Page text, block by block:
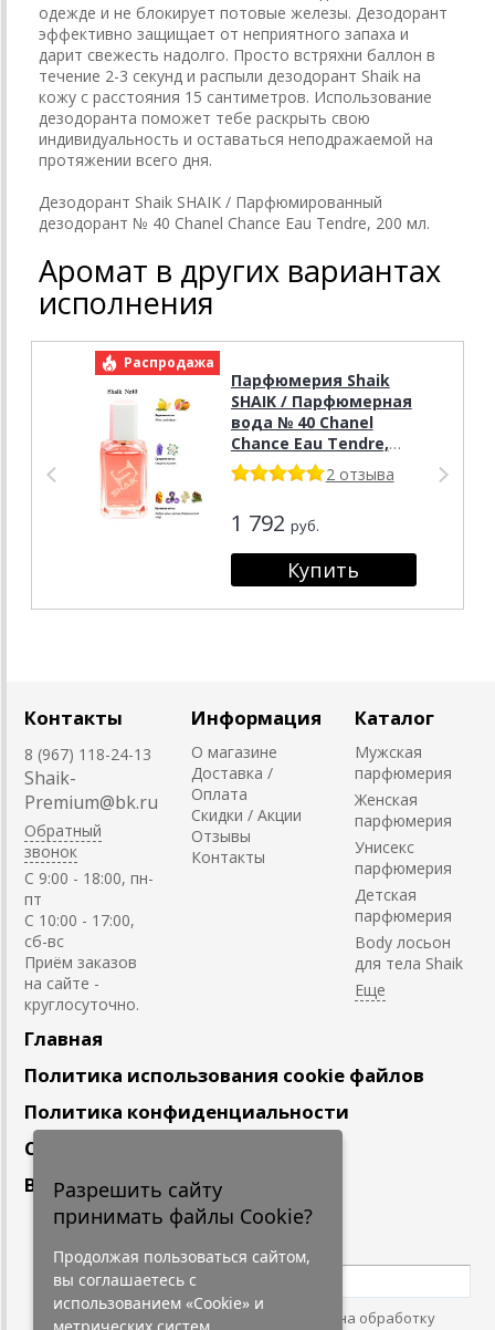
одежде и не блокирует потовые железы. Дезодорант
эффективно защищает от неприятного запаха и
дарит свежесть надолго. Просто встряхни баллон в
течение 2-3 секунд и распыли дезодорант Shaik на
кожу с расстояния 15 сантиметров. Использование
дезодоранта поможет тебе раскрыть свою
индивидуальность и оставаться неподражаемой на
протяжении всего дня.
Дезодорант Shaik SHAIK / Парфюмированный
дезодорант № 40 Chanel Chance Еаu Tendre, 200 мл.
Аромат в других вариантах
исполнения
Распродажа
Парфюмерия Shaik
SHAIK / Парфюмерная
вода № 40 Chanel
Chance Еаu Tendre,
100 мл.
2 отзыва
1 792 руб.
Контакты
8 (967) 118-24-13
Shaik-
Premium@bk.ru
Обратный
звонок
C 9:00 - 18:00, пн-
пт
С 10:00 - 17:00,
сб-вс
Приём заказов
на сайте -
круглосуточно.
Информация
О магазине
Доставка /
Оплата
Скидки / Акции
Отзывы
Контакты
Каталог
Мужская
парфюмерия
Женская
парфюмерия
Унисекс
парфюмерия
Детская
парфюмерия
Body лосьон
для тела Shaik
Главная
Политика использования cookie файлов
Политика конфиденциальности
Сотрудничество
Вакансии
Подпишитесь
Нажимая на кнопку, я даю согласие на обработку
Разрешить сайту
принимать файлы Cookie?
Продолжая пользоваться сайтом,
вы соглашаетесь с
использованием «Cookie» и
метрических систем.